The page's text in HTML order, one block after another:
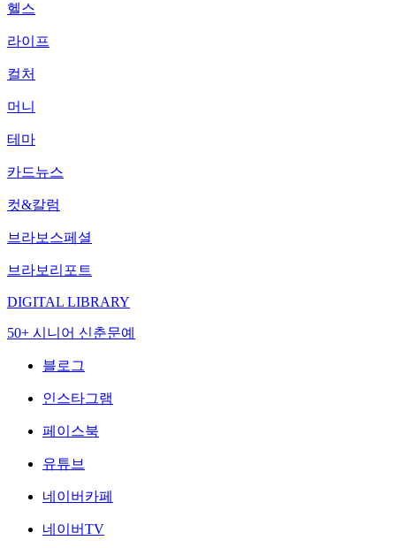
헬스
라이프
컬처
머니
테마
카드뉴스
컷&칼럼
브라보스페셜
브라보리포트
DIGITAL LIBRARY
50+ 시니어 신춘문예
블로그
인스타그램
페이스북
유튜브
네이버카페
네이버TV